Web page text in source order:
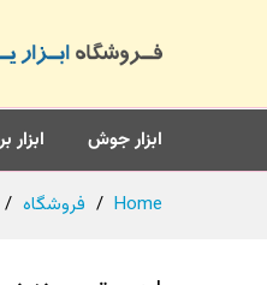
ابزار جوش ابزار
Home
/ فروشگاه /